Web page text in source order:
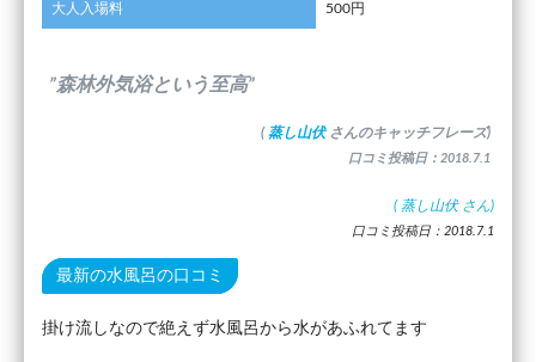
大人入場料 500円
”森林外気浴という至高”
( 蒸し山伏 さんのキャッチフレーズ)
口コミ投稿日：2018.7.1
( 蒸し山伏 さん)
口コミ投稿日：2018.7.1
最新の水風呂の口コミ
掛け流しなので絶えず水風呂から水があふれてます